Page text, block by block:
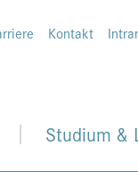
Kontakt
Studium &